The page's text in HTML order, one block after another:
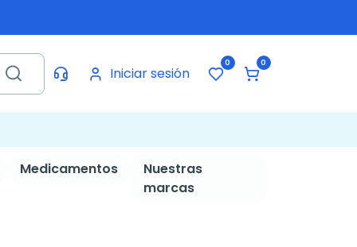
Iniciar sesión
0 0
Medicamentos
Nuestras
marcas